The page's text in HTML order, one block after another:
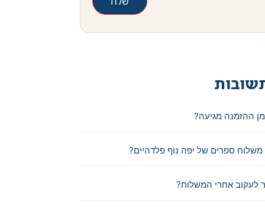
ההזמנה מגיעה?
ספרים של יפה נוף פלדהיים?
לעקוב אחרי המשלוח?